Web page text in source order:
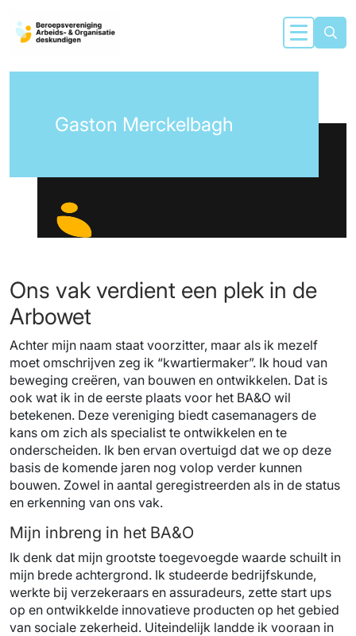
Gaston Merckelbagh
Ons vak verdient een plek in de
Arbowet
Achter mijn naam staat voorzitter, maar als ik mezelf
moet omschrijven zeg ik “kwartiermaker”. Ik houd van
beweging creëren, van bouwen en ontwikkelen. Dat is
ook wat ik in de eerste plaats voor het BA&O wil
betekenen. Deze vereniging biedt casemanagers de
kans om zich als specialist te ontwikkelen en te
onderscheiden. Ik ben ervan overtuigd dat we op deze
basis de komende jaren nog volop verder kunnen
bouwen. Zowel in aantal geregistreerden als in de status
en erkenning van ons vak.
Mijn inbreng in het BA&O
Ik denk dat mijn grootste toegevoegde waarde schuilt in
mijn brede achtergrond. Ik studeerde bedrijfskunde,
werkte bij verzekeraars en assuradeurs, zette start ups
op en ontwikkelde innovatieve producten op het gebied
van sociale zekerheid. Uiteindelijk landde ik vooraan in